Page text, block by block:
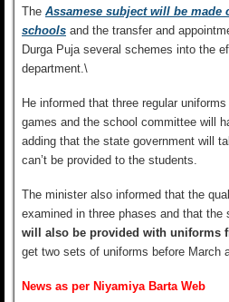
The Assamese subject will be made
schools and the transfer and
Durga Puja several schemes into the
department.\
He informed that three regular
games and the school committee will
adding that the state government will
can’t be provided to the students.
The minister also informed that the
examined in three phases and that the
will also be provided with uniforms
get two sets of uniforms before March
News as per Niyamiya Barta Web